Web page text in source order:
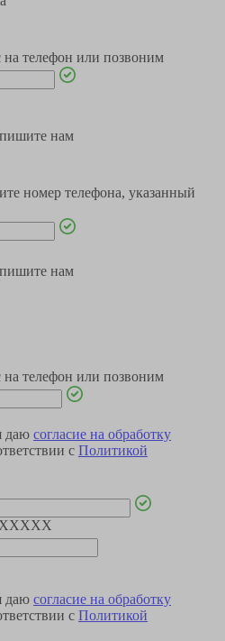
телефон или позвоним
нам
номер телефона, указанный
нам
телефон или позвоним
даю согласие на обработку
с Политикой
даю согласие на обработку
с Политикой